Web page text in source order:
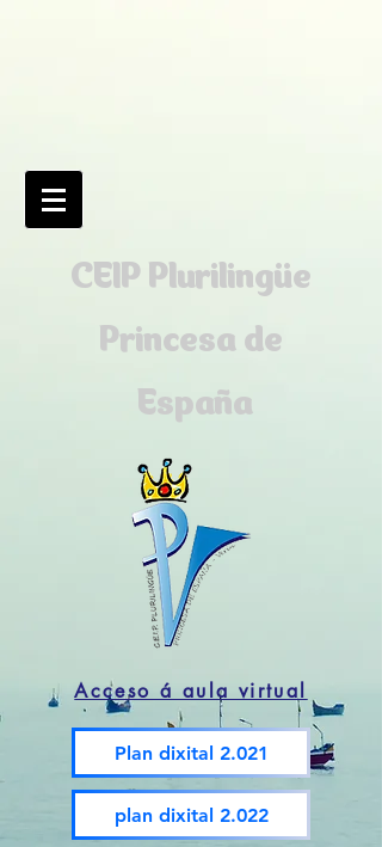
CEIP Plurilingüe
Princesa de
España
Acceso á aula virtual
Plan dixital 2.021
plan dixital 2.022